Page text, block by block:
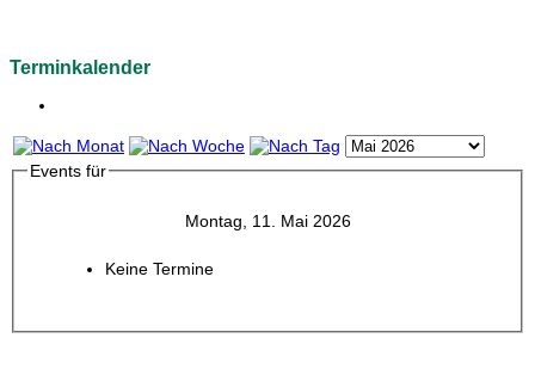
Terminkalender
Events für
Montag, 11. Mai 2026
Keine Termine